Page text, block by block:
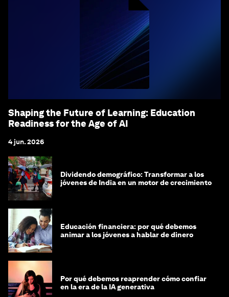
Shaping the Future of Learning: Education
Readiness for the Age of AI
4 jun. 2026
Dividendo demográfico: Transformar a los
jóvenes de India en un motor de crecimiento
Educación financiera: por qué debemos
animar a los jóvenes a hablar de dinero
Por qué debemos reaprender cómo confiar
en la era de la IA generativa